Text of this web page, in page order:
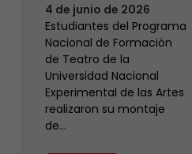
4 de junio de 2026
Estudiantes del Programa
Nacional de Formación
de Teatro de la
Universidad Nacional
Experimental de las Artes
realizaron su montaje
de…